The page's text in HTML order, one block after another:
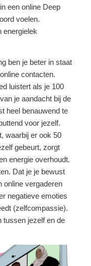
een online Deep
voelen.
energielek
ben je beter in staat
contacten.
luistert als je 100
je aandacht bij de
heel benauwend te
voor jezelf.
waarbij er ook 50
gebeurt, zorgt
energie overhoudt.
Dat je je bewust
online vergaderen
negatieve emoties
(zelfcompassie).
tussen jezelf en de